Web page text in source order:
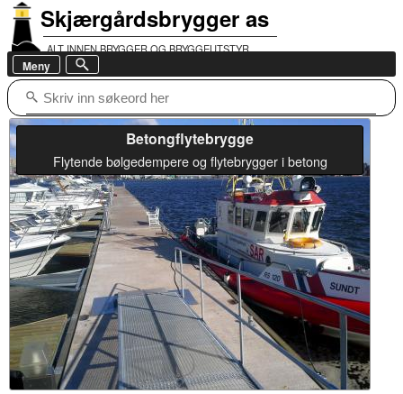
Skjærgårdsbrygger as
ALT INNEN BRYGGER OG BRYGGEUTSTYR
Meny
Betongflytebrygge
Flytende bølgedempere og flytebrygger i betong